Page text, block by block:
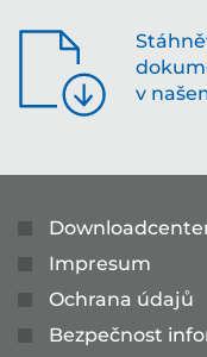
v
Impresum
Ochrana údajů
Bezpečnost